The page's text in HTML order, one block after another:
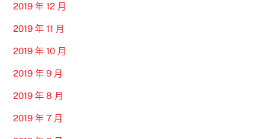
2019 年 12 月
2019 年 11 月
2019 年 10 月
2019 年 9 月
2019 年 8 月
2019 年 7 月